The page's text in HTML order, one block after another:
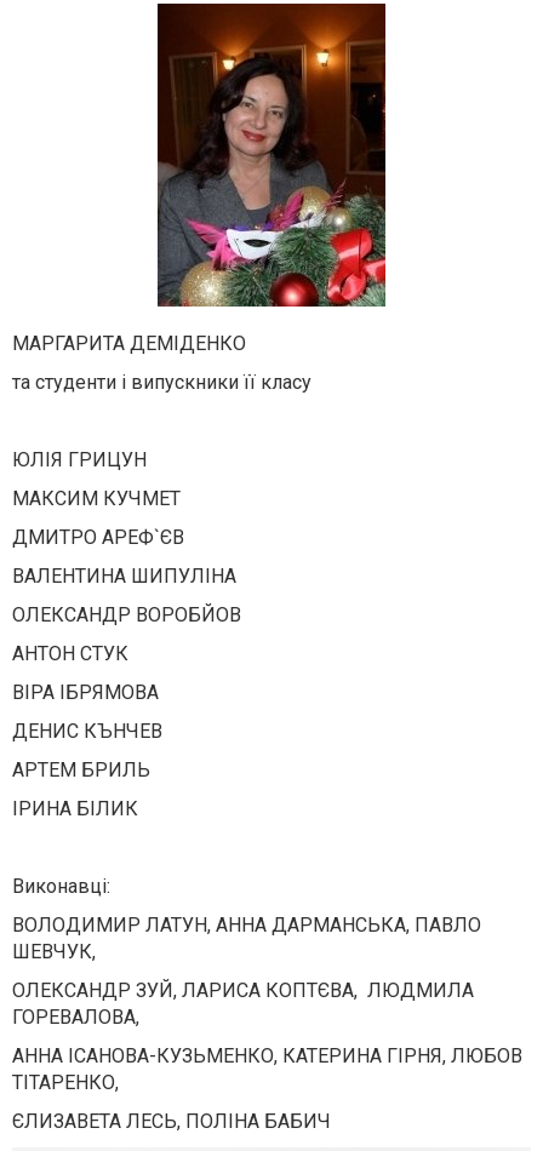
МАРГАРИТА ДЕМІДЕНКО
та студенти і випускники її класу
ЮЛІЯ ГРИЦУН
МАКСИМ КУЧМЕТ
ДМИТРО АРЕФ`ЄВ
ВАЛЕНТИНА ШИПУЛІНА
ОЛЕКСАНДР ВОРОБЙОВ
АНТОН СТУК
ВІРА ІБРЯМОВА
ДЕНИС КЪНЧЕВ
АРТЕМ БРИЛЬ
ІРИНА БІЛИК
Виконавці:
ВОЛОДИМИР ЛАТУН, АННА ДАРМАНСЬКА, ПАВЛО
ШЕВЧУК,
ОЛЕКСАНДР ЗУЙ, ЛАРИСА КОПТЄВА, ЛЮДМИЛА
ГОРЕВАЛОВА,
АННА ІСАНОВА-КУЗЬМЕНКО, КАТЕРИНА ГІРНЯ, ЛЮБОВ
ТІТАРЕНКО,
ЄЛИЗАВЕТА ЛЕСЬ, ПОЛІНА БАБИЧ